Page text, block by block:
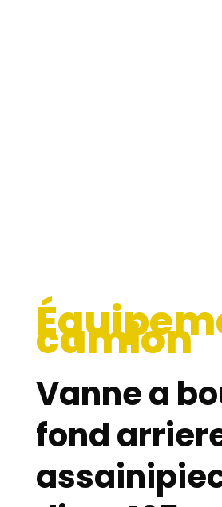
camion
Vanne a
fond